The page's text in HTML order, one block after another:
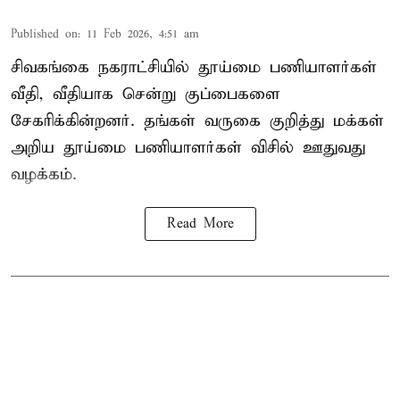
Published on: 11 Feb 2026, 4:51 am
சிவகங்கை நகராட்சியில் தூய்மை பணியாளர்கள்
வீதி, வீதியாக சென்று குப்பைகளை
சேகரிக்கின்றனர். தங்கள் வருகை குறித்து மக்கள்
அறிய தூய்மை பணியாளர்கள் விசில் ஊதுவது
வழக்கம்.
Read More